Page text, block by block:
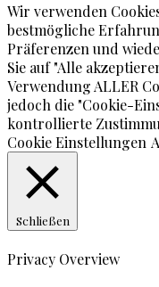
Wir verwenden
bestmögliche
Präferenzen und
Sie auf "Alle
Verwendung ALLER
jedoch die "Cookie-
kontrollierte
Cookie Einstellungen
Schließen
Privacy Overview